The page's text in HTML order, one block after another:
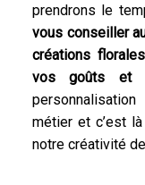
prendrons le
vous conseiller
créations
vos goûts et
métier et c’est
notre créativité